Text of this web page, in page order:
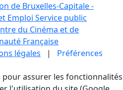
de Bruxelles-Capitale -
Emploi Service public
du Cinéma et de
Française
légales | Préférences
assurer les fonctionnalités